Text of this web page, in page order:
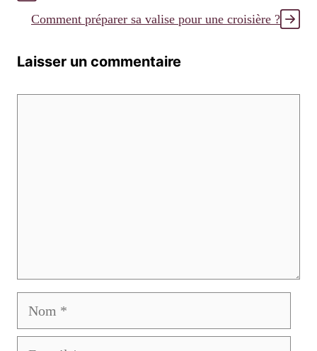
Comment préparer sa valise pour une croisière ?
Laisser un commentaire